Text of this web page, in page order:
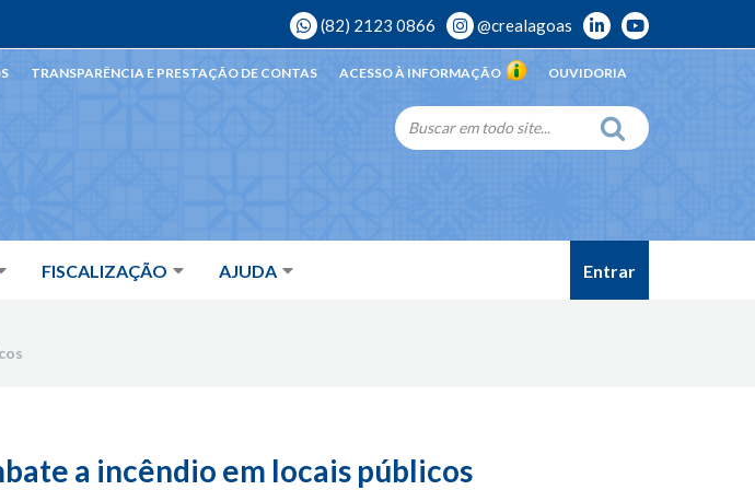
(82) 2123 0866 @crealagoas
FISCALIZAÇÃO AJUDA
OUVIDORIA
ACESSO À INFORMAÇÃO
TRANSPARÊNCIA E PRESTAÇÃO DE CONTAS
Entrar
a incêndio em locais públicos